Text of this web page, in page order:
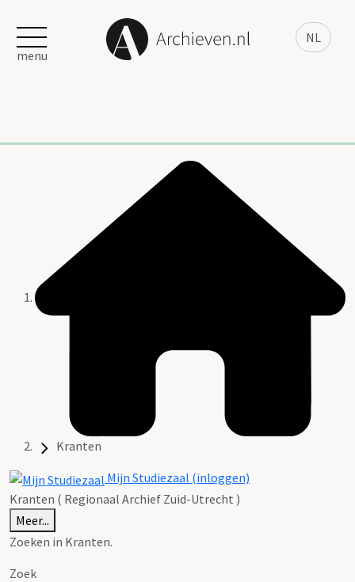
NL
menu
Kranten
Mijn Studiezaal (inloggen)
Kranten ( Regionaal Archief Zuid-Utrecht )
Meer...
Zoeken in Kranten.
Zoek